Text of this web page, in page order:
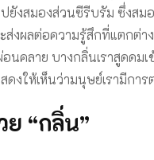
งสมองส่วนซีรีบรัม ซึ่งสม
ส่งผลต่อความรู้สึกที่แตกต่
อนคลาย บางกลิ่นเราสูดด
ดงให้เห็นว่ามนุษย์เรามีก
ย “กลิ่น”